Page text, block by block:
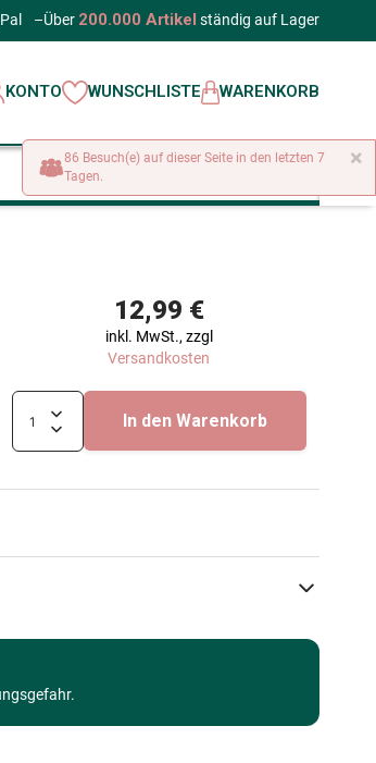
–Über 200.000 Artikel ständig auf Lager
KONTO WUNSCHLISTE WARENKORB
12,99 €
inkl. MwSt., zzgl
Versandkosten
In den Warenkorb
für Erwachsene (500 bis 48000 Teile)
×
86 Besuch(e) auf dieser Seite in den letzten 7
Tagen.